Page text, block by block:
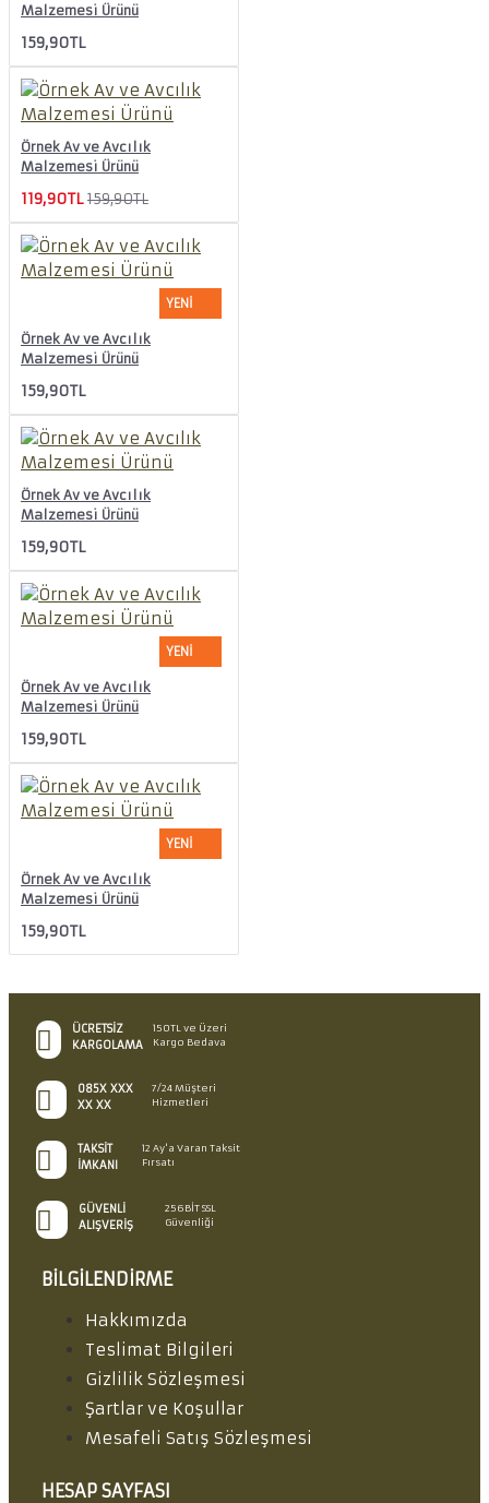
Malzemesi Ürünü
159,90TL
Örnek Av ve Avcılık
Malzemesi Ürünü
119,90TL 159,90TL
YENI
Örnek Av ve Avcılık
Malzemesi Ürünü
159,90TL
Örnek Av ve Avcılık
Malzemesi Ürünü
159,90TL
YENI
Örnek Av ve Avcılık
Malzemesi Ürünü
159,90TL
YENI
Örnek Av ve Avcılık
Malzemesi Ürünü
159,90TL
ÜCRETSIZ
KARGOLAMA
150TL ve Üzeri
Kargo Bedava
085X XXX
XX XX
7/24 Müşteri
Hizmetleri
TAKSIT
İMKANI
12 Ay'a Varan Taksit
Fırsatı
GÜVENLI
ALIŞVERIŞ
256BİT SSL
Güvenliği
BILGILENDIRME
Hakkımızda
Teslimat Bilgileri
Gizlilik Sözleşmesi
Şartlar ve Koşullar
Mesafeli Satış Sözleşmesi
HESAP SAYFASI